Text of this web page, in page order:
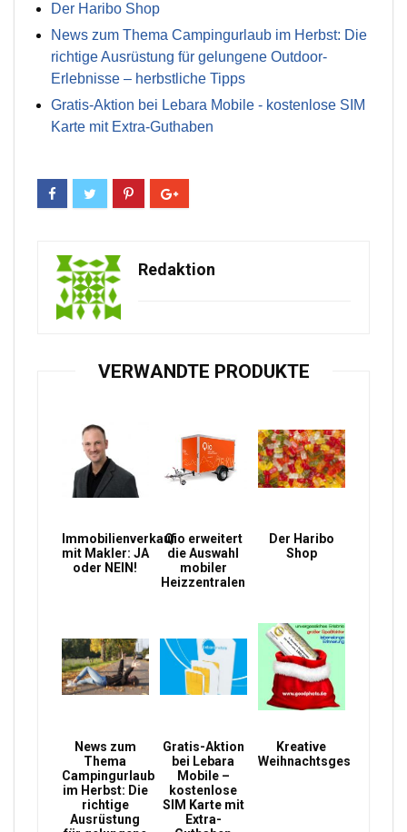
Der Haribo Shop
News zum Thema Campingurlaub im Herbst: Die
richtige Ausrüstung für gelungene Outdoor-
Erlebnisse – herbstliche Tipps
Gratis-Aktion bei Lebara Mobile - kostenlose SIM
Karte mit Extra-Guthaben
Redaktion
VERWANDTE PRODUKTE
Immobilienverkauf
mit Makler: JA
oder NEIN!
Qio erweitert
die Auswahl
mobiler
Heizzentralen
Der Haribo
Shop
News zum
Thema
Campingurlaub
im Herbst: Die
richtige
Ausrüstung
Gratis-Aktion
bei Lebara
Mobile –
kostenlose
SIM Karte mit
Extra-
Kreative
Weihnachtsgeschenke